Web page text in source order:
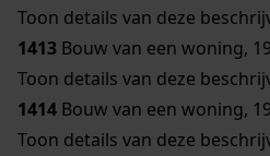
Toon details van deze
1413 Bouw van een woning,
Toon details van deze
1414 Bouw van een woning,
Toon details van deze